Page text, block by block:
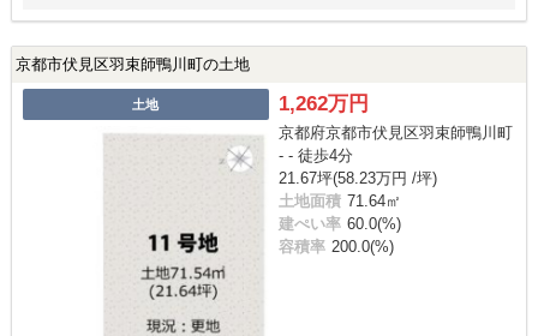
京都市伏見区羽束師鴨川町の土地
土地 1,262万円
京都府京都市伏見区羽束師鴨川町
- - 徒歩4分
21.67坪(58.23万円 /坪)
土地面積 71.64㎡
建ぺい率 60.0(%)
容積率 200.0(%)